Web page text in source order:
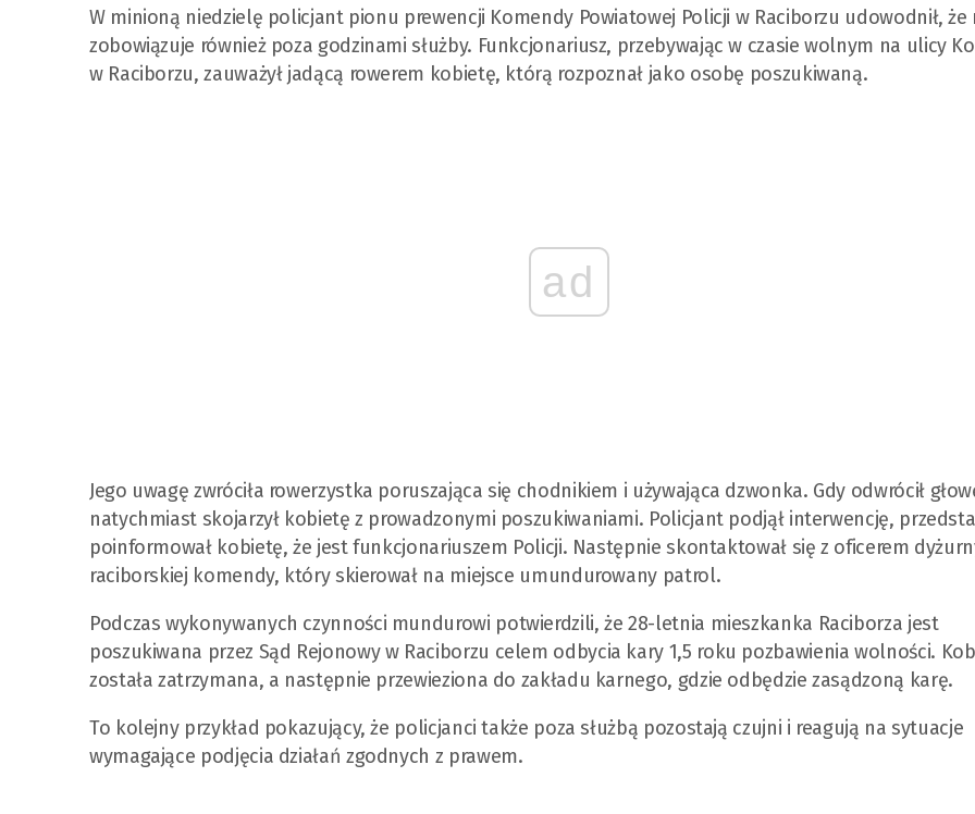
W minioną niedzielę policjant pionu prewencji Komendy Powiatowej Policji w Raciborzu udowodnił,
zobowiązuje również poza godzinami służby. Funkcjonariusz, przebywając w czasie wolnym na ulicy
w Raciborzu, zauważył jadącą rowerem kobietę, którą rozpoznał jako osobę poszukiwaną.
ad
Jego uwagę zwróciła rowerzystka poruszająca się chodnikiem i używająca dzwonka. Gdy odwrócił
natychmiast skojarzył kobietę z prowadzonymi poszukiwaniami. Policjant podjął interwencję,
poinformował kobietę, że jest funkcjonariuszem Policji. Następnie skontaktował się z oficerem
raciborskiej komendy, który skierował na miejsce umundurowany patrol.
Podczas wykonywanych czynności mundurowi potwierdzili, że 28-letnia mieszkanka Raciborza jest
poszukiwana przez Sąd Rejonowy w Raciborzu celem odbycia kary 1,5 roku pozbawienia wolności.
została zatrzymana, a następnie przewieziona do zakładu karnego, gdzie odbędzie zasądzoną karę.
To kolejny przykład pokazujący, że policjanci także poza służbą pozostają czujni i reagują na sytuacje
wymagające podjęcia działań zgodnych z prawem.